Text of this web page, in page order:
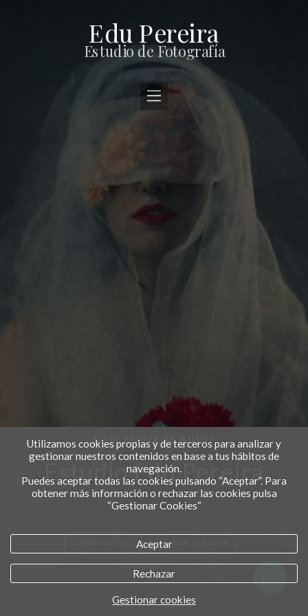
Edu Pereira
Estudio de Fotografía
Fotografía de Autor
Estudio Edu Pereira
AREA DE CLIENTES
Utilizamos cookies propias y de terceros para analizar y
gestionar nuestros contenidos en base a tus hábitos de
navegación.
Puedes aceptar todas las cookies pulsando “Aceptar”. Para
obtener más información o rechazar las cookies pulsa
“Gestionar Cookies“
Aceptar
Rechazar
Gestionar cookies